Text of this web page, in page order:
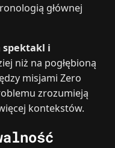
głównej
spektakl i
niż na pogłębioną
misjami Zero
zrozumieją
kontekstów.